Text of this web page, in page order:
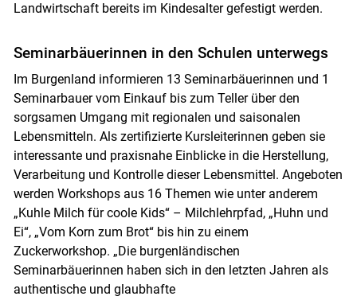
Landwirtschaft bereits im Kindesalter gefestigt werden.
Seminarbäuerinnen in den Schulen unterwegs
Im Burgenland informieren 13 Seminarbäuerinnen und 1
Seminarbauer vom Einkauf bis zum Teller über den
sorgsamen Umgang mit regionalen und saisonalen
Lebensmitteln. Als zertifizierte Kursleiterinnen geben sie
interessante und praxisnahe Einblicke in die Herstellung,
Verarbeitung und Kontrolle dieser Lebensmittel. Angeboten
werden Workshops aus 16 Themen wie unter anderem
„Kuhle Milch für coole Kids“ – Milchlehrpfad, „Huhn und
Ei“, „Vom Korn zum Brot“ bis hin zu einem
Zuckerworkshop. „Die burgenländischen
Seminarbäuerinnen haben sich in den letzten Jahren als
authentische und glaubhafte